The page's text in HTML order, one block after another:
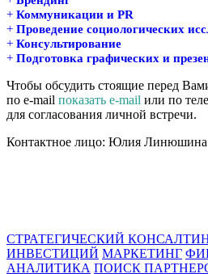
+ Коммуникации и PR
+ Проведение социологических
+ Консультирование
+ Подготовка графических и
Чтобы обсудить стоящие перед
по e-mail показать e-mail или по
для согласования личной встречи.
Контактное лицо: Юлия Линюшина
СТРАТЕГИЧЕСКИЙ
ИНВЕСТИЦИЙ МАРКЕТИНГ
АНАЛИТИКА ПОИСК